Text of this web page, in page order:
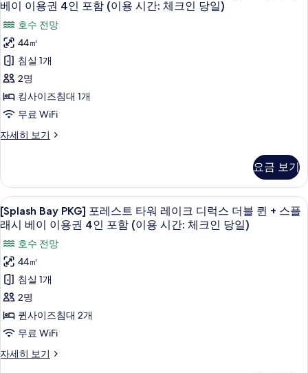
사
진
모
두
보
기
기
권
4
인
포
함
(이
용
시
간:
크
인
당
일)
사
진
모
두
보
기
권
4
인
포
함
(이
용
시
간:
크
자
세
히
보
기
디
럭
스
킹
(전
망
없
음)
플
래
시
베
이
이
용
권
4
인
포
워
비
즈
니
스
디
스
킹
망
스
플
래
시
이
이
용
권
4
인
함
(이
용
PKG]
포
레
스
트
타
워
레
크
디
럭
스
킹
+
스
플
래
시
베
베이 이용권 4인 포함 (이용 시간: 체크인 당일)
호수 전망
44㎡
침실 1개
2명
킹사이즈침대 1개
무료 WiFi
자세히 보기
[Splash
레
스
트
타
워
레
이
크
디
럭
킹
+
플
요금 보기
[Splash
Bay
PKG]
포
레
스
트
타
워
레
5
[Splash Bay PKG] 포레스트 타워 레이크 디럭스 더블 퀸 + 스플
래시 베이 이용권 4인 포함 (이용 시간: 체크인 당일)
호수 전망
44㎡
침실 1개
2명
퀸사이즈침대 2개
무료 WiFi
자세히 보기
[Splash